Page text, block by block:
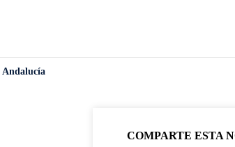
Andalucía
COMPARTE ESTA